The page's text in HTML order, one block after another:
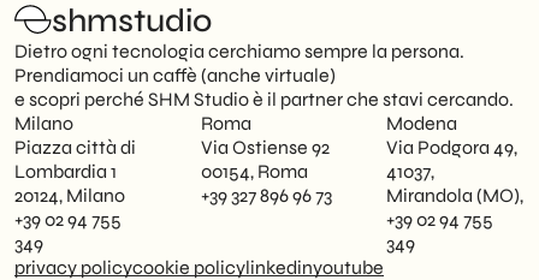
shmstudio
Dietro ogni tecnologia cerchiamo sempre la persona.
Prendiamoci un caffè (anche virtuale)
e scopri perché SHM Studio è il partner che stavi cercando.
Milano
Piazza città di
Lombardia 1
20124, Milano
+39 02 94 755
349
Roma
Via Ostiense 92
00154, Roma
+39 327 896 96 73
Modena
Via Podgora 49,
41037,
Mirandola (MO),
+39 02 94 755
349
privacy policycookie policylinkedinyoutube